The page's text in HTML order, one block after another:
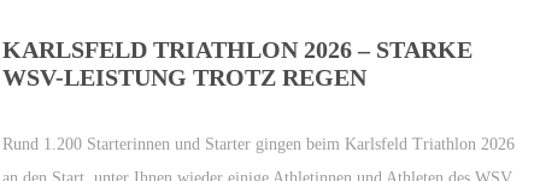
KARLSFELD TRIATHLON 2026 – STARKE
WSV-LEISTUNG TROTZ REGEN
Rund 1.200 Starterinnen und Starter gingen beim Karlsfeld Triathlon 2026